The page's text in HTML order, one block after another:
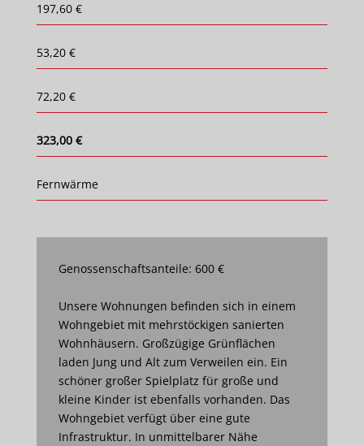
197,60 €
53,20 €
72,20 €
323,00 €
Fernwärme
Genossenschaftsanteile: 600 €
Unsere Wohnungen befinden sich in einem
Wohngebiet mit mehrstöckigen sanierten
Wohnhäusern. Großzügige Grünflächen
laden Jung und Alt zum Verweilen ein. Ein
schöner großer Spielplatz für große und
kleine Kinder ist ebenfalls vorhanden. Das
Wohngebiet verfügt über eine gute
Infrastruktur. In unmittelbarer Nähe